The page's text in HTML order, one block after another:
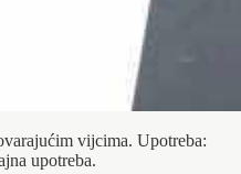
vijcima. Upotreba:
upotreba.